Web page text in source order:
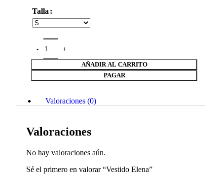
Talla
AÑADIR AL CARRITO
PAGAR
Valoraciones (0)
Valoraciones
No hay valoraciones aún.
Sé el primero en valorar “Vestido Elena”